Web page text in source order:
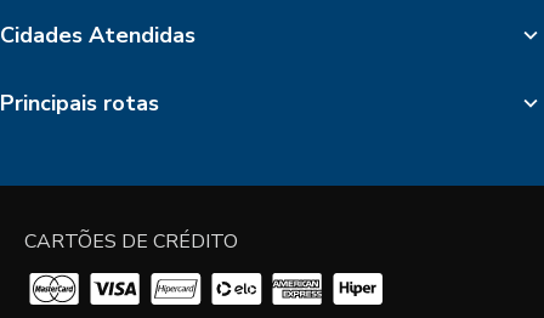
Cidades Atendidas
Principais rotas
CARTÕES DE CRÉDITO